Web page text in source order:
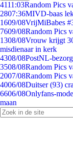
4111:03Random Pics
2807:36MIVD-baas
1609/08VrijMiBabes
7609/08Random Pics
1308/08Vrouw krijgt
misdienaar in kerk
4308/08PostNL-
3508/08Random Pics
2007/08Random Pics
4006/08Duitser (93)
6606/08Onlyfans-
maan